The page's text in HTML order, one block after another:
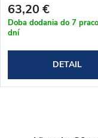
600)
63,20 €
Doba dodania do 7
dní
DETAIL